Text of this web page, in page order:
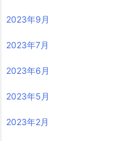
2023年9月
2023年7月
2023年6月
2023年5月
2023年2月